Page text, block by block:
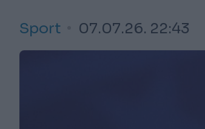
Sport 07.07.26. 22:43